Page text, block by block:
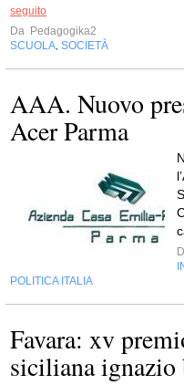
seguito
Da Pedagogika2
SCUOLA SOCIETÀ
AAA. Nuovo
Acer Parma
POLITICA ITALIA
Favara: xv
siciliana